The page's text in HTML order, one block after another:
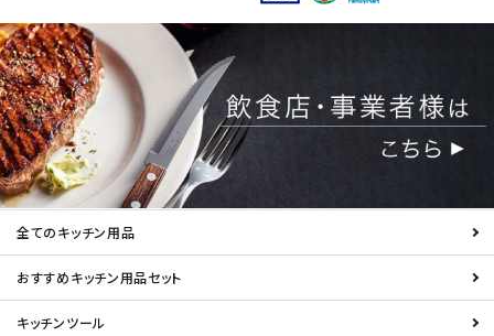
全てのキッチン用品
おすすめキッチン用品セット
キッチンツール